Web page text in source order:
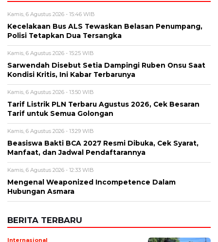
Kamis, 6 Agustus 2026 - 15:46 WIB
Kecelakaan Bus ALS Tewaskan Belasan Penumpang,
Polisi Tetapkan Dua Tersangka
Kamis, 6 Agustus 2026 - 15:25 WIB
Sarwendah Disebut Setia Dampingi Ruben Onsu Saat
Kondisi Kritis, Ini Kabar Terbarunya
Kamis, 6 Agustus 2026 - 13:50 WIB
Tarif Listrik PLN Terbaru Agustus 2026, Cek Besaran
Tarif untuk Semua Golongan
Kamis, 6 Agustus 2026 - 13:29 WIB
Beasiswa Bakti BCA 2027 Resmi Dibuka, Cek Syarat,
Manfaat, dan Jadwal Pendaftarannya
Kamis, 6 Agustus 2026 - 12:33 WIB
Mengenal Weaponized Incompetence Dalam
Hubungan Asmara
BERITA TERBARU
Internasional